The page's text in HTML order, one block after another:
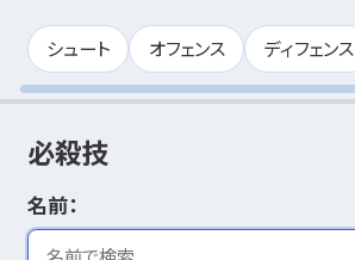
シュート オフェンス ディフェンス
必殺技
名前：